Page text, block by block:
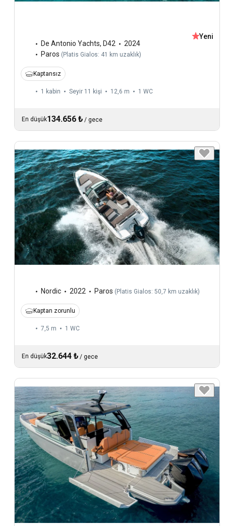
De Antonio Yachts, D42
2024
Paros ( Platis Gialos: 41 km uzaklık)
Yeni
Kaptansız
1 kabin Seyir 11 kişi 12,6 m 1 WC
En düşük134.656 ₺ / gece
Nordic 2022 Paros ( Platis Gialos: 50,7 km uzaklık)
Kaptan zorunlu
7,5 m 1 WC
En düşük32.644 ₺ / gece